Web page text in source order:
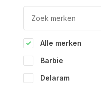
Alle merken
Barbie
Delaram